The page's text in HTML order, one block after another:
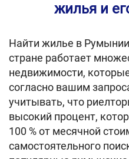
жилья и
Найти жилье в
стране работает
недвижимости,
согласно вашим
учитывать, что
высокий процент,
100 % от месячной
самостоятельного